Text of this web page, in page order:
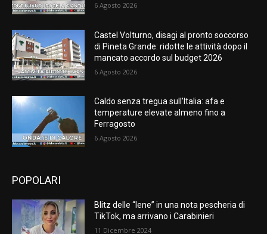
6 Agosto 2026
Castel Volturno, disagi al pronto soccorso
di Pineta Grande: ridotte le attività dopo il
mancato accordo sul budget 2026
6 Agosto 2026
Caldo senza tregua sull’Italia: afa e
temperature elevate almeno fino a
Ferragosto
6 Agosto 2026
POPOLARI
Blitz delle “Iene” in una nota pescheria di
TikTok, ma arrivano i Carabinieri
11 Dicembre 2024